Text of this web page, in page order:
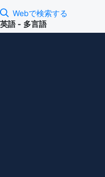
Webで検索する
英語 - 多言語